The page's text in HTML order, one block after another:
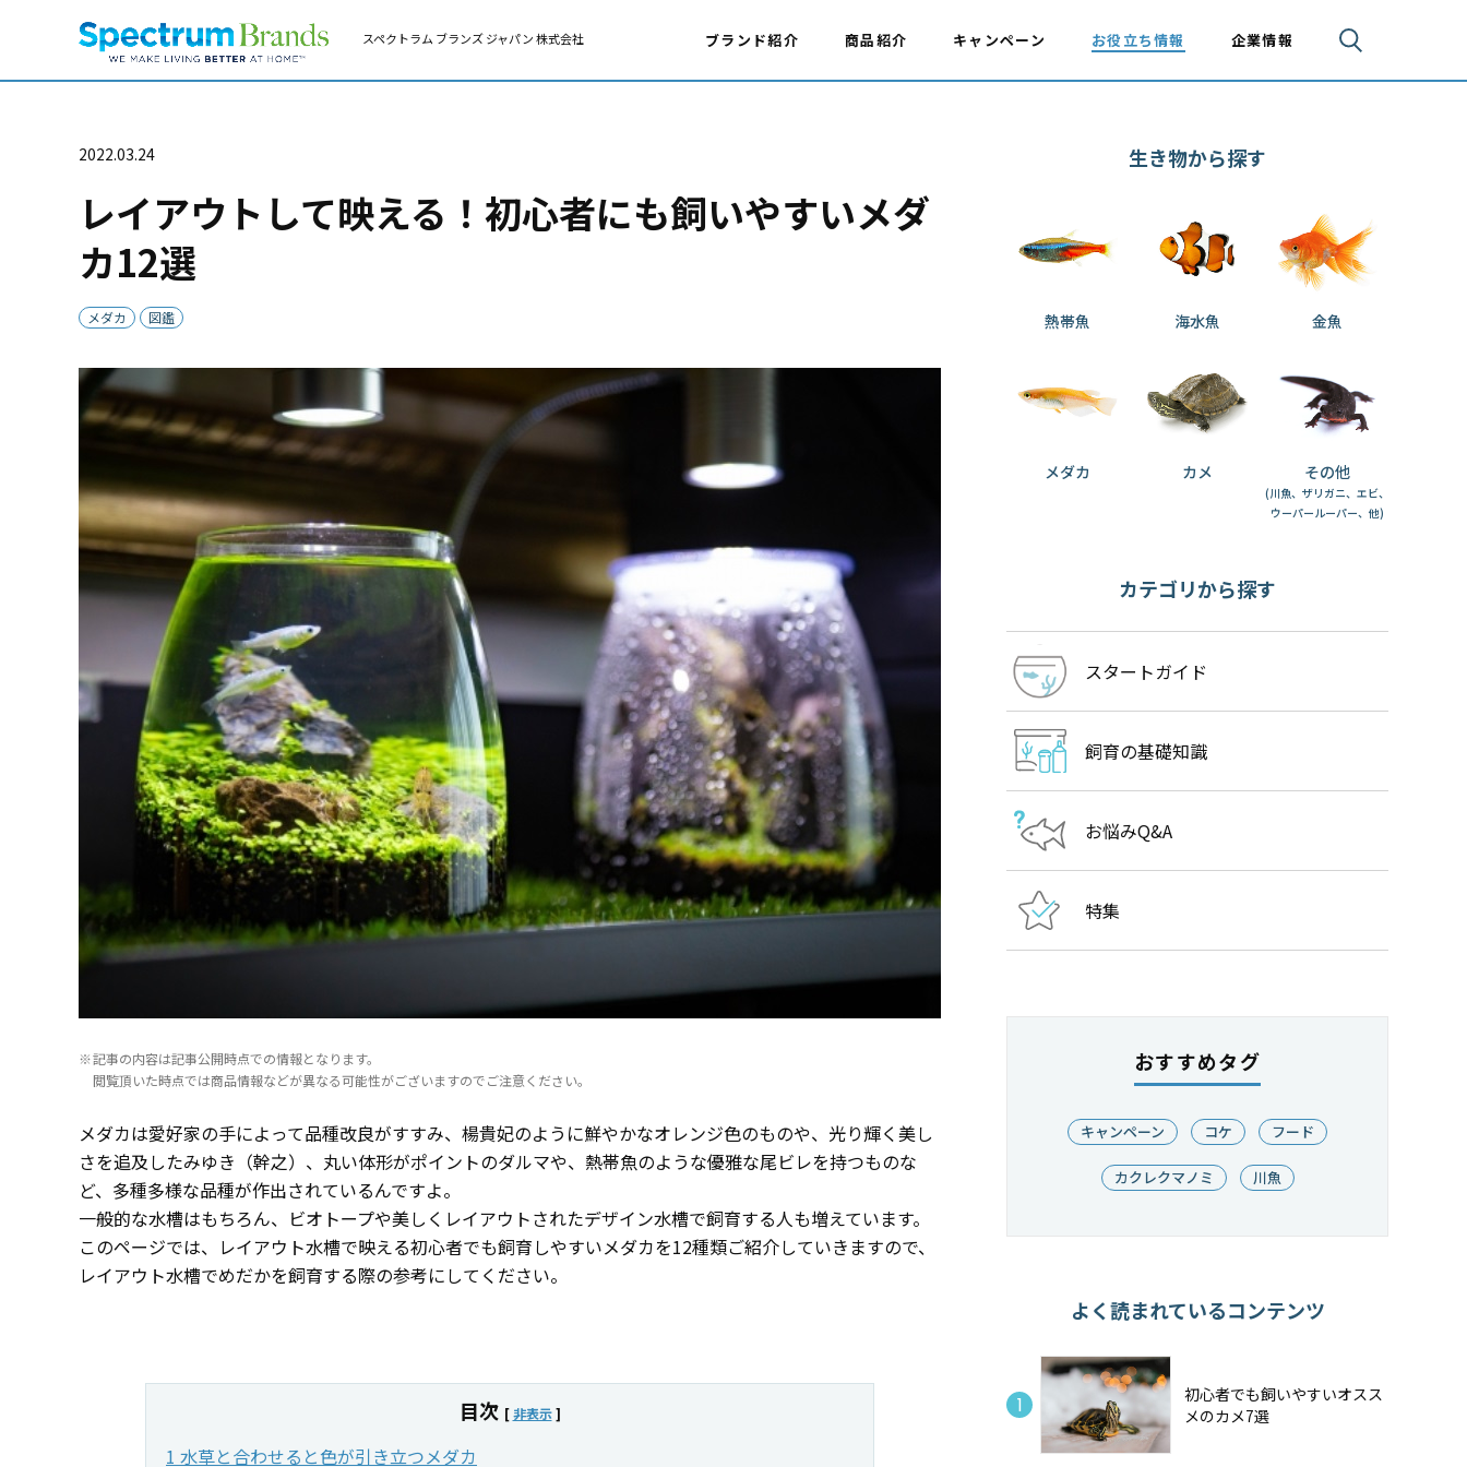
スペクトラム ブランズ ジャパン 株式会社 ブランド紹介 商品紹介 キャンペーン お役立ち情報 企業情報
2022.03.24
レイアウトして映える！初心者にも飼いやすいメダ
カ12選
メダカ 図鑑
記事の内容は記事公開時点での情報となります。
閲覧頂いた時点では商品情報などが異なる可能性がございますのでご注意ください。
メダカは愛好家の手によって品種改良がすすみ、楊貴妃のように鮮やかなオレンジ色のものや、光り輝く美し
さを追及したみゆき（幹之）、丸い体形がポイントのダルマや、熱帯魚のような優雅な尾ビレを持つものな
ど、多種多様な品種が作出されているんですよ。
一般的な水槽はもちろん、ビオトープや美しくレイアウトされたデザイン水槽で飼育する人も増えています。
このページでは、レイアウト水槽で映える初心者でも飼育しやすいメダカを12種類ご紹介していきますので、
レイアウト水槽でめだかを飼育する際の参考にしてください。
目次 [非表示]
1 水草と合わせると色が引き立つメダカ
生き物から探す
熱帯魚 海水魚 金魚
メダカ カメ その他
(川魚、ザリガニ、エビ、
ウーパールーパー、他)
カテゴリから探す
スタートガイド
飼育の基礎知識
お悩みQ&A
特集
おすすめタグ
キャンペーン コケ フード
カクレクマノミ 川魚
よく読まれているコンテンツ
初心者でも飼いやすいオスス
メのカメ7選